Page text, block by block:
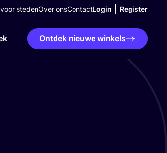
stedenOver onsContactLogin Register
Ontdek nieuwe winkels